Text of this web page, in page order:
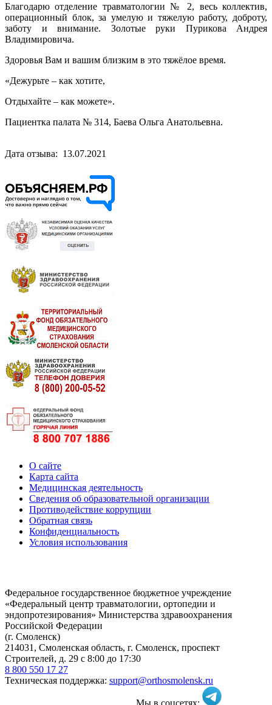
Благодарю отделение травматологии № 2, весь коллектив,
операционный блок, за умелую и тяжелую работу, доброту,
заботу и внимание. Золотые руки Пурикова Андрея
Владимировича.
Здоровья Вам и вашим близким в это тяжёлое время.
«Дежурьте – как хотите,
Отдыхайте – как можете».
Пациентка палата № 314, Баева Ольга Анатольевна.
Дата отзыва: 13.07.2021
О сайте
Карта сайта
Медицинская деятельность
Сведения об образовательной организации
Противодействие коррупции
Обратная связь
Конфиденциальность
Условия использования
Федеральное государственное бюджетное учреждение
«Федеральный центр травматологии, ортопедии и
эндопротезирования» Министерства здравоохранения
Российской Федерации
(г. Смоленск)
214031, Смоленская область, г. Смоленск, проспект
Строителей, д. 29 с 8:00 до 17:30
8 800 550 17 27
Техническая поддержка: support@orthosmolensk.ru
Мы в соцсетях: